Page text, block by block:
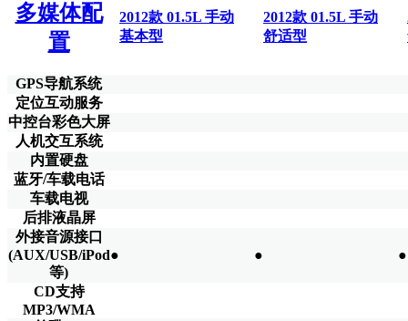
多媒体配
置
2012款 01.5L 手动
基本型
2012款 01.5L 手动
舒适型
GPS导航系统
定位互动服务
中控台彩色大屏
人机交互系统
内置硬盘
蓝牙/车载电话
车载电视
后排液晶屏
外接音源接口
(AUX/USB/iPod
等)
● ● ●
CD支持
MP3/WMA